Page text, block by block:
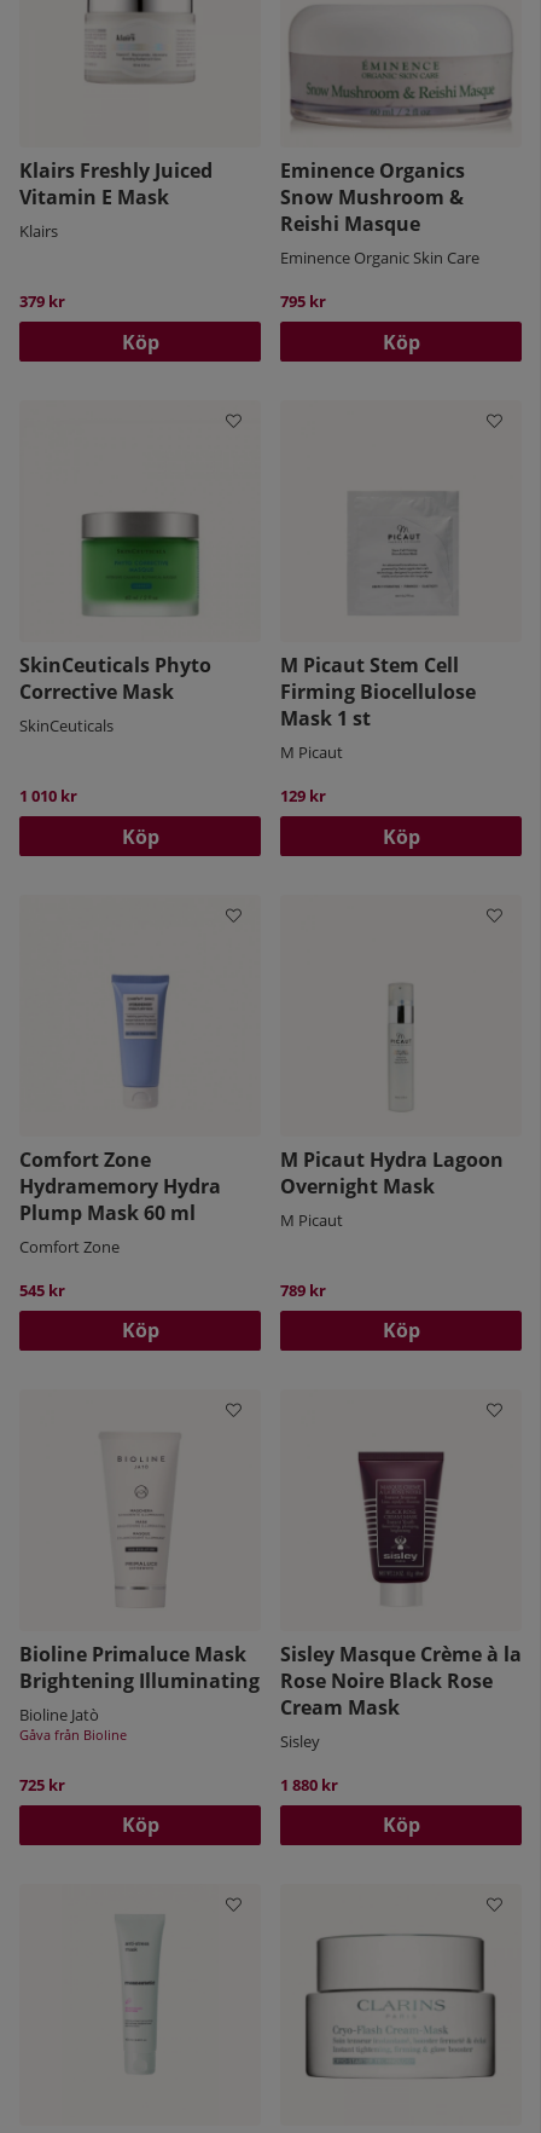
Klairs Freshly Juiced
Vitamin E Mask
Klairs
379 kr
Köp
Eminence Organics
Snow Mushroom &
Reishi Masque
Eminence Organic Skin Care
795 kr
Köp
SkinCeuticals Phyto
Corrective Mask
SkinCeuticals
1 010 kr
Köp
M Picaut Stem Cell
Firming Biocellulose
Mask 1 st
M Picaut
129 kr
Köp
Comfort Zone
Hydramemory Hydra
Plump Mask 60 ml
Comfort Zone
545 kr
Köp
M Picaut Hydra Lagoon
Overnight Mask
M Picaut
789 kr
Köp
Bioline Primaluce Mask
Brightening Illuminating
Bioline Jatò
Gåva från Bioline
725 kr
Köp
Sisley Masque Crème à la
Rose Noire Black Rose
Cream Mask
Sisley
1 880 kr
Köp